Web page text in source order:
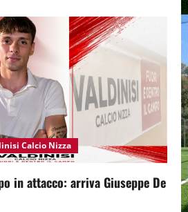
Calcio Nizza
in attacco: arriva Giuseppe De